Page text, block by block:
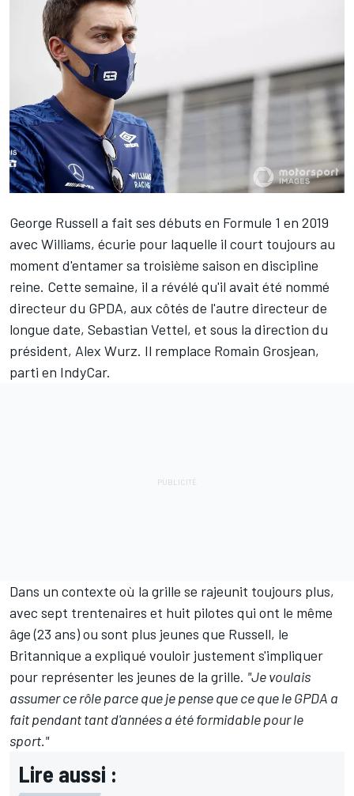
George Russell a fait ses débuts en Formule 1 en 2019
avec Williams, écurie pour laquelle il court toujours au
moment d'entamer sa troisième saison en discipline
reine. Cette semaine, il a révélé qu'il avait été nommé
directeur du GPDA, aux côtés de l'autre directeur de
longue date, Sebastian Vettel, et sous la direction du
président, Alex Wurz. Il remplace Romain Grosjean,
parti en IndyCar.
Dans un contexte où la grille se rajeunit toujours plus,
avec sept trentenaires et huit pilotes qui ont le même
âge (23 ans) ou sont plus jeunes que Russell, le
Britannique a expliqué vouloir justement s'impliquer
pour représenter les jeunes de la grille. "Je voulais
assumer ce rôle parce que je pense que ce que le GPDA a
fait pendant tant d'années a été formidable pour le
sport."
Lire aussi :